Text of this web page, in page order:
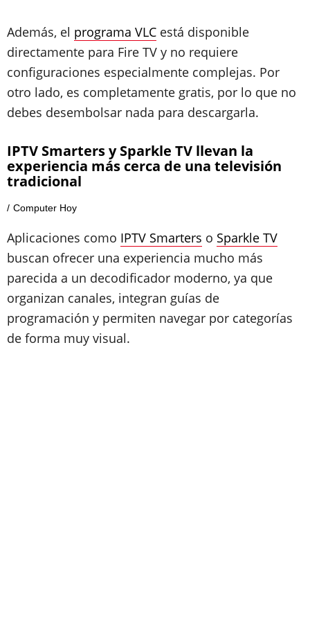
Además, el programa VLC está disponible
directamente para Fire TV y no requiere
configuraciones especialmente complejas. Por
otro lado, es completamente gratis, por lo que no
debes desembolsar nada para descargarla.
IPTV Smarters y Sparkle TV llevan la
experiencia más cerca de una televisión
tradicional
Computer Hoy
Aplicaciones como IPTV Smarters o Sparkle TV
buscan ofrecer una experiencia mucho más
parecida a un decodificador moderno, ya que
organizan canales, integran guías de
programación y permiten navegar por categorías
de forma muy visual.